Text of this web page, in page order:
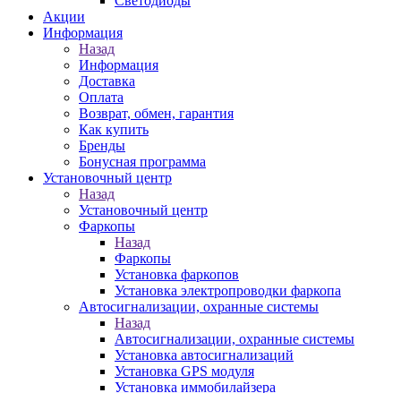
Акции
Информация
Назад
Информация
Доставка
Оплата
Возврат, обмен, гарантия
Как купить
Бренды
Бонусная программа
Установочный центр
Назад
Установочный центр
Фаркопы
Назад
Фаркопы
Установка фаркопов
Установка электропроводки фаркопа
Автосигнализации, охранные системы
Назад
Автосигнализации, охранные системы
Установка автосигнализаций
Установка GPS модуля
Установка иммобилайзера